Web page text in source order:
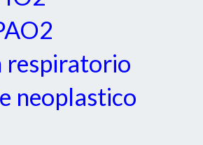
respiratorio
neoplastico